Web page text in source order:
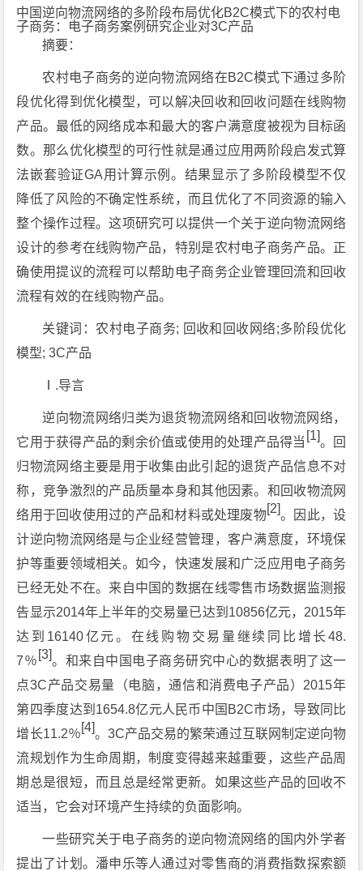
中国逆向物流网络的多阶段布局优化B2C模式下的农村电
子商务：电子商务案例研究企业对3C产品
摘要：
农村电子商务的逆向物流网络在B2C模式下通过多阶
段优化得到优化模型，可以解决回收和回收问题在线购物
产品。最低的网络成本和最大的客户满意度被视为目标函
数。那么优化模型的可行性就是通过应用两阶段启发式算
法嵌套验证GA用计算示例。结果显示了多阶段模型不仅
降低了风险的不确定性系统，而且优化了不同资源的输入
整个操作过程。这项研究可以提供一个关于逆向物流网络
设计的参考在线购物产品，特别是农村电子商务产品。正
确使用提议的流程可以帮助电子商务企业管理回流和回收
流程有效的在线购物产品。
关键词：农村电子商务; 回收和回收网络;多阶段优化
模型; 3C产品
Ⅰ.导言
逆向物流网络归类为退货物流网络和回收物流网络，
它用于获得产品的剩余价值或使用的处理产品得当 [1]。回
归物流网络主要是用于收集由此引起的退货产品信息不对
称，竞争激烈的产品质量本身和其他因素。和回收物流网
络用于回收使用过的产品和材料或处理废物[2]。因此，设
计逆向物流网络是与企业经营管理，客户满意度，环境保
护等重要领域相关。如今，快速发展和广泛应用电子商务
已经无处不在。来自中国的数据在线零售市场数据监测报
告显示2014年上半年的交易量已达到10856亿元，2015年
达到16140亿元。在线购物交易量继续同比增长48.
7％ [3]。和来自中国电子商务研究中心的数据表明了这一
点3C产品交易量（电脑，通信和消费电子产品）2015年
第四季度达到1654.8亿元人民币中国B2C市场，导致同比
增长11.2％[4]。3C产品交易的繁荣通过互联网制定逆向物
流规划作为生命周期，制度变得越来越重要，这些产品周
期总是很短，而且总是经常更新。如果这些产品的回收不
适当，它会对环境产生持续的负面影响。
一些研究关于电子商务的逆向物流网络的国内外学者
提出了计划。潘申乐等人通过对零售商的消费指数探索额